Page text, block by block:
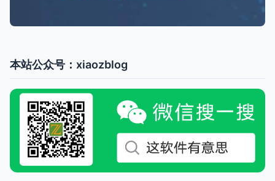
本站公众号：xiaozblog